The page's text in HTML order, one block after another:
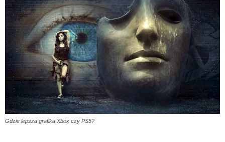
Gdzie lepsza grafika Xbox czy PS5?